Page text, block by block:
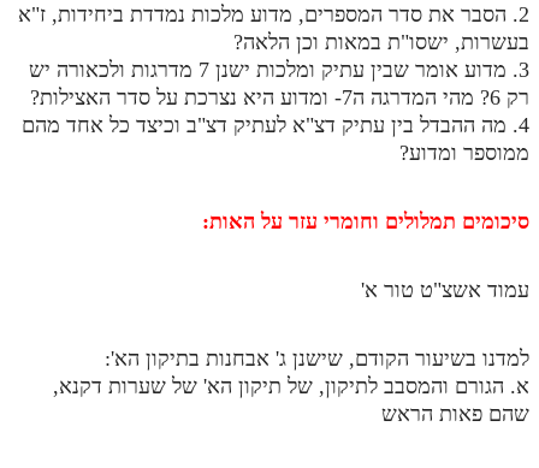
תלמוד עשר הספירות חלק ד
תלמוד עשר הספירות חלק ה
תלמוד עשר הספירות חלק ו
תלמוד עשר הספירות חלק ז
תלמוד עשר הספירות חלק י
תלמוד עשר הספירות חלק יב
תלמוד עשר הספירות חלק יג
2. הסבר את סדר המספרים, מדוע מלכות נמדדת ביחידות, ז"א
בעשרות, ישסו"ת במאות וכן הלאה?
3. מדוע אומר שבין עתיק ומלכות ישנן 7 מדרגות ולכאורה יש
רק 6? מהי המדרגה ה7- ומדוע היא נצרכת על סדר האצילות?
4. מה ההבדל בין עתיק דצ"א לעתיק דצ"ב וכיצד כל אחד מהם
ממוספר ומדוע?
סיכומים תמלולים וחומרי עזר על האות:
עמוד אשצ"ט טור א'
למדנו בשיעור הקודם, שישנן ג' אבחנות בתיקון הא':
א. הגורם והמסבב לתיקון, של תיקון הא' של שערות דקנא,
שהם פאות הראש